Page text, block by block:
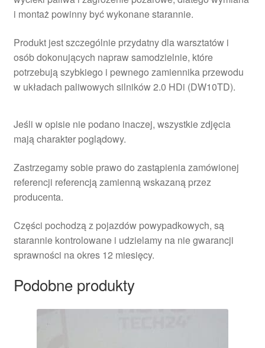
i montaż powinny być wykonane starannie.
Produkt jest szczególnie przydatny dla warsztatów i
osób dokonujących napraw samodzielnie, które
potrzebują szybkiego i pewnego zamiennika przewodu
w układach paliwowych silników 2.0 HDi (DW10TD).
Jeśli w opisie nie podano inaczej, wszystkie zdjęcia
mają charakter poglądowy.
Zastrzegamy sobie prawo do zastąpienia zamówionej
referencji referencją zamienną wskazaną przez
producenta.
Części pochodzą z pojazdów powypadkowych, są
starannie kontrolowane i udzielamy na nie gwarancji
sprawności na okres 12 miesięcy.
Podobne produkty